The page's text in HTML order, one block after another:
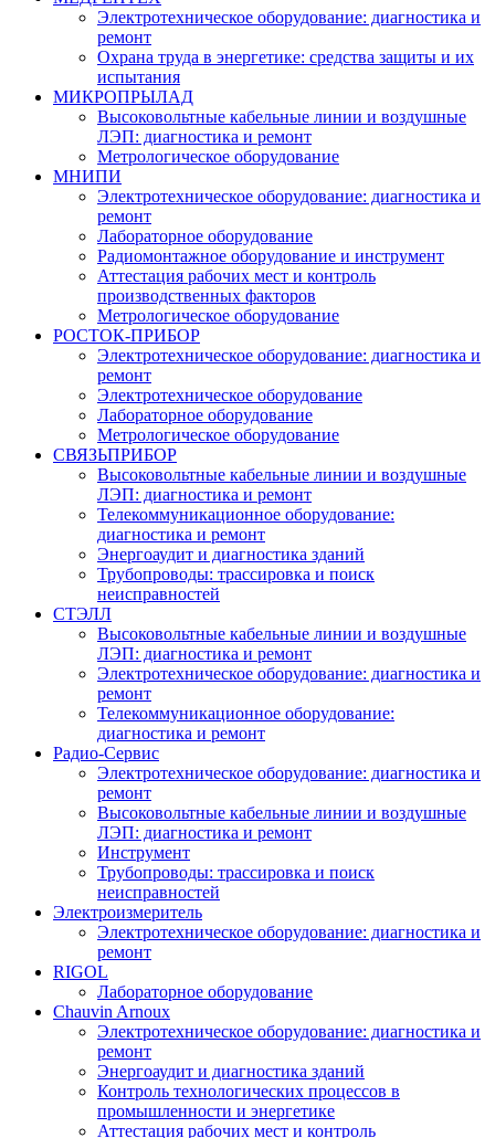
Электротехническое оборудование: диагностика и
ремонт
Охрана труда в энергетике: средства защиты и их
испытания
МИКРОПРЫЛАД
Высоковольтные кабельные линии и воздушные
ЛЭП: диагностика и ремонт
Метрологическое оборудование
МНИПИ
Электротехническое оборудование: диагностика и
ремонт
Лабораторное оборудование
Радиомонтажное оборудование и инструмент
Аттестация рабочих мест и контроль
производственных факторов
Метрологическое оборудование
РОСТОК-ПРИБОР
Электротехническое оборудование: диагностика и
ремонт
Электротехническое оборудование
Лабораторное оборудование
Метрологическое оборудование
СВЯЗЬПРИБОР
Высоковольтные кабельные линии и воздушные
ЛЭП: диагностика и ремонт
Телекоммуникационное оборудование:
диагностика и ремонт
Энергоаудит и диагностика зданий
Трубопроводы: трассировка и поиск
неисправностей
СТЭЛЛ
Высоковольтные кабельные линии и воздушные
ЛЭП: диагностика и ремонт
Электротехническое оборудование: диагностика и
ремонт
Телекоммуникационное оборудование:
диагностика и ремонт
Радио-Cервис
Электротехническое оборудование: диагностика и
ремонт
Высоковольтные кабельные линии и воздушные
ЛЭП: диагностика и ремонт
Инструмент
Трубопроводы: трассировка и поиск
неисправностей
Электроизмеритель
Электротехническое оборудование: диагностика и
ремонт
RIGOL
Лабораторное оборудование
Chauvin Arnoux
Электротехническое оборудование: диагностика и
ремонт
Энергоаудит и диагностика зданий
Контроль технологических процессов в
промышленности и энергетике
Аттестация рабочих мест и контроль